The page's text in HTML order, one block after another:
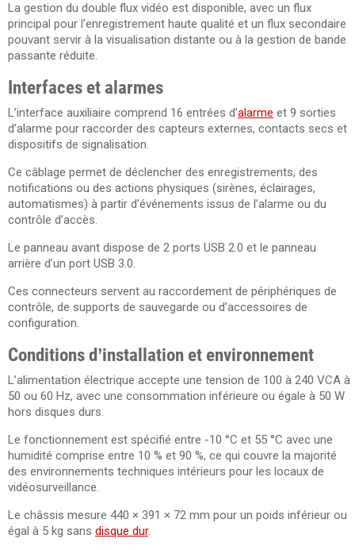
La gestion du double flux vidéo est disponible, avec un flux
principal pour l’enregistrement haute qualité et un flux secondaire
pouvant servir à la visualisation distante ou à la gestion de bande
passante réduite.
Interfaces et alarmes
L’interface auxiliaire comprend 16 entrées d’alarme et 9 sorties
d’alarme pour raccorder des capteurs externes, contacts secs et
dispositifs de signalisation.
Ce câblage permet de déclencher des enregistrements, des
notifications ou des actions physiques (sirènes, éclairages,
automatismes) à partir d’événements issus de l’alarme ou du
contrôle d’accès.
Le panneau avant dispose de 2 ports USB 2.0 et le panneau
arrière d’un port USB 3.0.
Ces connecteurs servent au raccordement de périphériques de
contrôle, de supports de sauvegarde ou d’accessoires de
configuration.
Conditions d’installation et environnement
L’alimentation électrique accepte une tension de 100 à 240 VCA à
50 ou 60 Hz, avec une consommation inférieure ou égale à 50 W
hors disques durs.
Le fonctionnement est spécifié entre -10 °C et 55 °C avec une
humidité comprise entre 10 % et 90 %, ce qui couvre la majorité
des environnements techniques intérieurs pour les locaux de
vidéosurveillance.
Le châssis mesure 440 × 391 × 72 mm pour un poids inférieur ou
égal à 5 kg sans disque dur.